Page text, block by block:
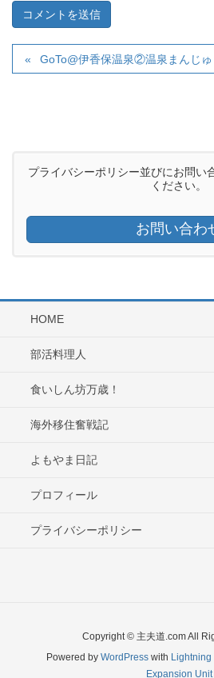
GoTo@伊香保温泉②温泉まんじ
プライバシーポリシー並びにお問い
ください。
お問い合わ
HOME
部活料理人
食いしん坊万歳！
海外移住奮戦記
よもやま日記
プロフィール
プライバシーポリシー
Copyright © 主夫道.com All
Powered by WordPresswith Lightning
Expansion Unit